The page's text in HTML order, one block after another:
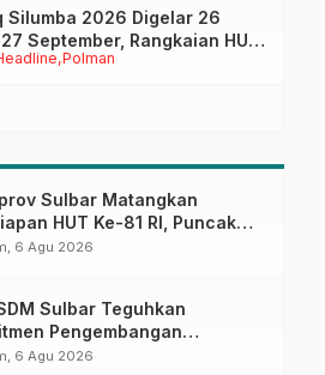
Polman
Silumba 2026 Digelar 26
September, Rangkaian HUT
Sulbar Matangkan
HUT Ke-81 RI, Puncak
di Lapangan Ahmad
6 Agu 2026
Sulbar Teguhkan
Pengembangan
ASN melalui
6 Agu 2026